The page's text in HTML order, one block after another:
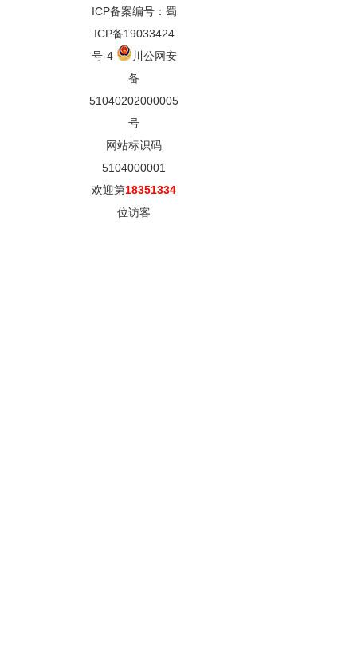
ICP备案编号：蜀
ICP备19033424
号-4
川公网安
备
51040202000005
号
网站标识码
5104000001
欢迎第18351334
位访客